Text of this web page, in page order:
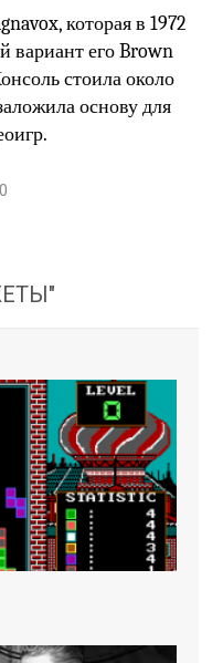
которая в 1972
вариант его Brown
стоила около
основу для